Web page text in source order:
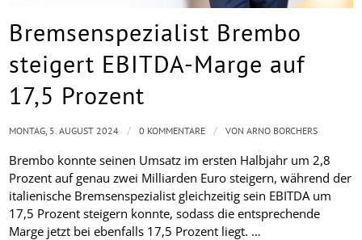
Bremsenspezialist Brembo
steigert EBITDA-Marge auf
17,5 Prozent
Brembo konnte seinen Umsatz im ersten Halbjahr um 2,8
Prozent auf genau zwei Milliarden Euro steigern, während der
italienische Bremsenspezialist gleichzeitig sein EBITDA um
17,5 Prozent steigern konnte, sodass die entsprechende
Marge jetzt bei ebenfalls 17,5 Prozent liegt. …
MONTAG, 5. AUGUST 2024 / 0 KOMMENTARE / VONARNO BORCHERS